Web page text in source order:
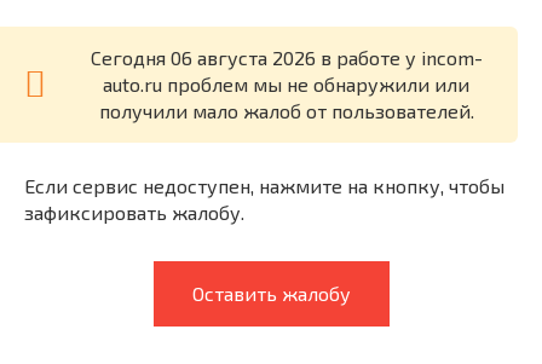
Cегодня 06 августа 2026 в работе у incom-
auto.ru проблем мы не обнаружили или
получили мало жалоб от пользователей.
Если сервис недоступен, нажмите на кнопку, чтобы
зафиксировать жалобу.
Оставить жалобу